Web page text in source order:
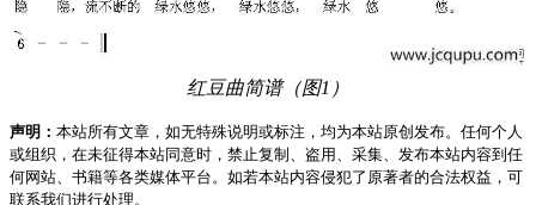
红豆曲简谱（图1）
声明： 本站所有文章，如无特殊说明或标注，均为本站原创发布。任何个人
或组织，在未征得本站同意时，禁止复制、盗用、采集、发布本站内容到任
何网站、书籍等各类媒体平台。如若本站内容侵犯了原著者的合法权益，可
联系我们进行处理。